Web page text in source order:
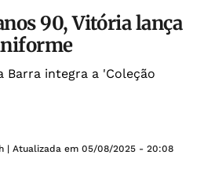
90, Vitória lança
Barra integra a 'Coleção
| Atualizada em 05/08/2025 - 20:08